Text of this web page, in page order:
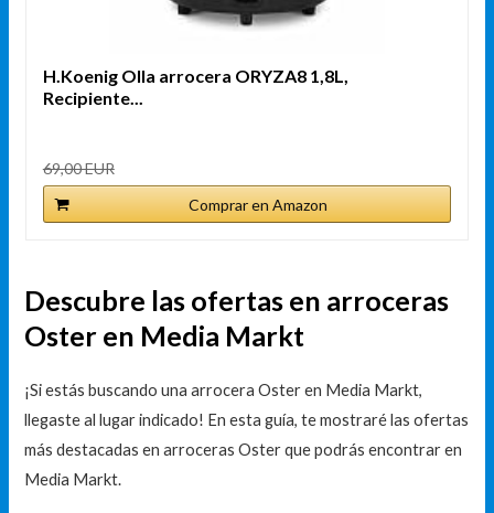
H.Koenig Olla arrocera ORYZA8 1,8L,
Recipiente...
69,00 EUR
Comprar en Amazon
Descubre las ofertas en arroceras
Oster en Media Markt
¡Si estás buscando una arrocera Oster en Media Markt,
llegaste al lugar indicado! En esta guía, te mostraré las ofertas
más destacadas en arroceras Oster que podrás encontrar en
Media Markt.